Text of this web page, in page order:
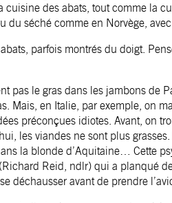
cuisine des abats, tout comme la
du séché comme en Norvège,
parfois montrés du doigt.
pas le gras dans les jambons de
Mais, en Italie, par exemple, on
préconçues idiotes. Avant, on
les viandes ne sont plus
la blonde d’Aquitaine… Cette
Reid, ndlr) qui a planqué
déchausser avant de prendre